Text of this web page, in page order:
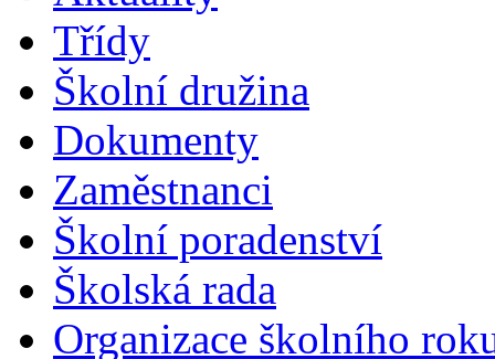
Třídy
Školní družina
Dokumenty
Zaměstnanci
Školní poradenství
Školská rada
Organizace školního